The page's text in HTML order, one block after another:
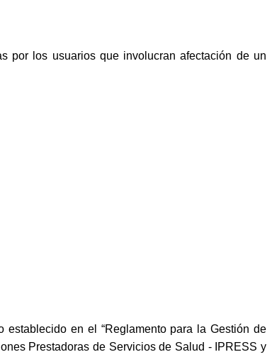
por los usuarios que involucran afectación de un
en el “Reglamento para la Gestión de
Prestadoras de Servicios de Salud - IPRESS y